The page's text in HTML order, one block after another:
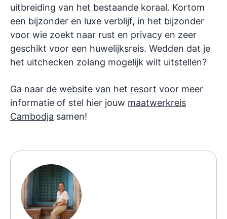
uitbreiding van het bestaande koraal. Kortom
een bijzonder en luxe verblijf, in het bijzonder
voor wie zoekt naar rust en privacy en zeer
geschikt voor een huwelijksreis. Wedden dat je
het uitchecken zolang mogelijk wilt uitstellen?
Ga naar de website van het resort voor meer
informatie of stel hier jouw maatwerkreis
Cambodja samen!